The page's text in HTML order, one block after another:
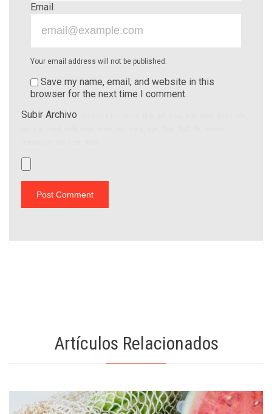
Email
Your email address will not be published.
Save my name, email, and website in this
browser for the next time I comment.
Subir Archivo
Artículos Relacionados